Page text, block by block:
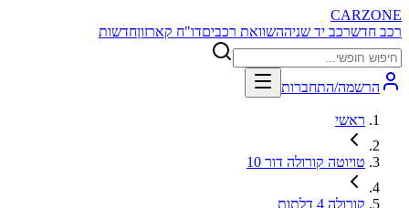
CARZONE
רכב חדשרכב יד שניההשוואת רכביםדו"ח קארזוןחדשות
הרשמה/התחברות
ראשי
טויוטה קורולה דור 10
קורולה 4 דלתות